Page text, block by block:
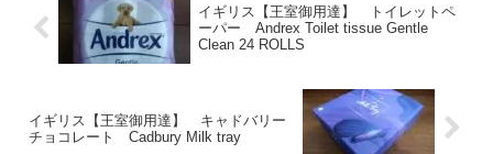
イギリス【王室御用達】 トイレットペ
ーパー Andrex Toilet tissue Gentle
Clean 24 ROLLS
イギリス【王室御用達】 キャドバリー
チョコレート Cadbury Milk tray